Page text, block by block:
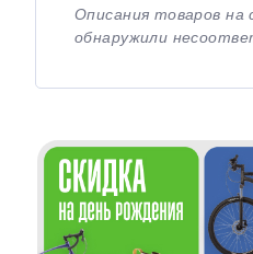
Описания товаров
обнаружили